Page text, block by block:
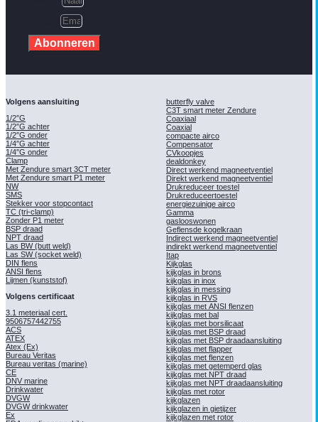
Abonneren
Volgens aansluiting
1/2″G
1/2″G achter
1/2″G onder
1/4″G achter
1/4″G onder
Clamp
Met Zendure smart 3CT meter
Met Zendure smart P1 meter
NW
SMS
Stekker voor stopcontact
TC (tri-clamp)
Zonder P1 meter
BSP draad
NPT draad
Las BW (butt weld)
Las SW (socket weld)
DIN flens
ANSI flens
Lijmen (kunststof)
Volgens certificaat
3.1 meteriaal cert.
9506757442755
ACS
ATEX
Atex (Ex)
Bureau Veritas
Bureau veritas (marine)
CE
DNV marine
Drinkwater
DVGW
DVGW drinkwater
Ex
butterfly valve
C3T smart meter Zendure
Coaxiaal
Coaxial
compacte airco
Compensator
CVkoopjes
dealdonkey
Direct werkend magneetventiel
Direkt werkend magneetventiel
Drukreduceer toestel
Drukreduceertoestel
energiezuinige airco
Gamma
gaslooswonen
Geflensde kogelkraan
Indirect werkend magneetventiel
indirekt werkend magneetventiel
Itap
Kijkglas
kijkglas in brons
kijkglas in inox
kijkglas in messing
kijkglas in RVS
kijkglas met ANSI flenzen
kijkglas met bal
kijkglas met borsilicaat
kijkglas met BSP draad
kijkglas met BSP draadaansluiting
kijkglas met flapper
kijkglas met flenzen
kijkglas met getemperd glas
kijkglas met NPT draad
kijkglas met NPT draadaansluiting
kijkglas met rotor
kijkglazen
kijkglazen in gietijzer
kijkglazen met rotor